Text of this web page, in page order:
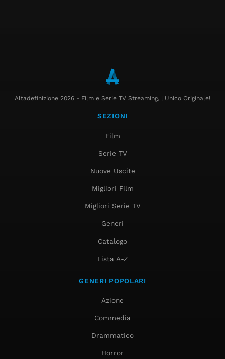
Altadefinizione 2026 - Film e Serie TV Streaming, l'Unico Originale!
SEZIONI
Film
Serie TV
Nuove Uscite
Migliori Film
Migliori Serie TV
Generi
Catalogo
Lista A-Z
GENERI POPOLARI
Azione
Commedia
Drammatico
Horror